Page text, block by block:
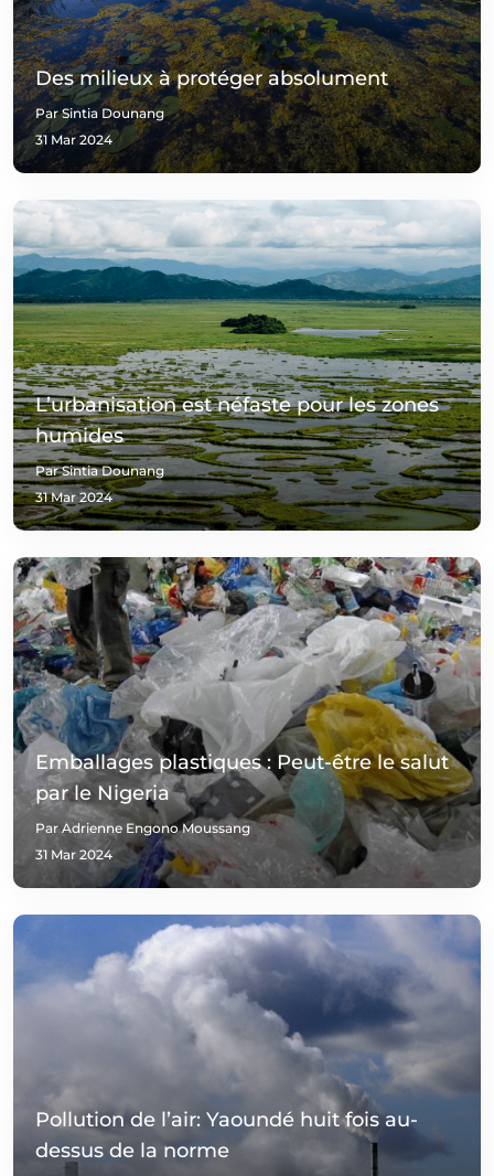
Des milieux à protéger absolument
Par Sintia Dounang
31 Mar 2024
L’urbanisation est néfaste pour les zones
humides
Par Sintia Dounang
31 Mar 2024
Emballages plastiques : Peut-être le salut
par le Nigeria
Par Adrienne Engono Moussang
31 Mar 2024
Pollution de l’air: Yaoundé huit fois au-
dessus de la norme